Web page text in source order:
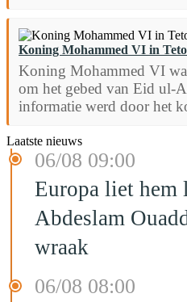
Koning Mohammed VI in
Koning Mohammed VI
om het gebed van Eid ul-
informatie werd door het
Laatste nieuws
06/08 09:00
Europa liet hem
Abdeslam
wraak
06/08 08:00